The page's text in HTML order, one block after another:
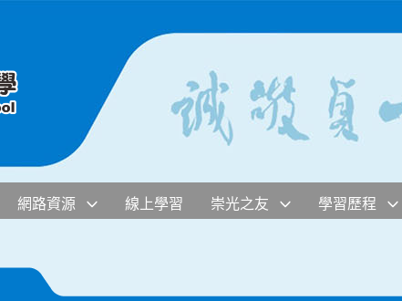
網路資源 線上學習 崇光之友 學習歷程